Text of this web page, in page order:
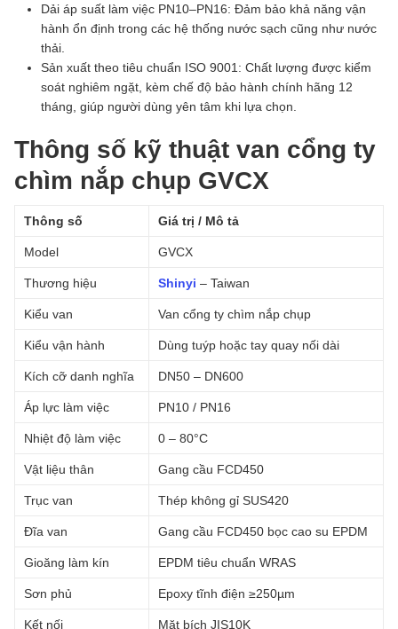
Dải áp suất làm việc PN10–PN16: Đảm bảo khả năng vận
hành ổn định trong các hệ thống nước sạch cũng như nước
thải.
Sản xuất theo tiêu chuẩn ISO 9001: Chất lượng được kiểm
soát nghiêm ngặt, kèm chế độ bảo hành chính hãng 12
tháng, giúp người dùng yên tâm khi lựa chọn.
Thông số kỹ thuật van cổng ty
chìm nắp chụp GVCX
Thông số Giá trị / Mô tả
Model GVCX
Thương hiệu Shinyi – Taiwan
Kiểu van Van cổng ty chìm nắp chụp
Kiểu vận hành Dùng tuýp hoặc tay quay nối dài
Kích cỡ danh nghĩa DN50 – DN600
Áp lực làm việc PN10 / PN16
Nhiệt độ làm việc 0 – 80°C
Vật liệu thân Gang cầu FCD450
Trục van Thép không gỉ SUS420
Đĩa van Gang cầu FCD450 bọc cao su EPDM
Gioăng làm kín EPDM tiêu chuẩn WRAS
Sơn phủ Epoxy tĩnh điện ≥250µm
Kết nối Mặt bích JIS10K